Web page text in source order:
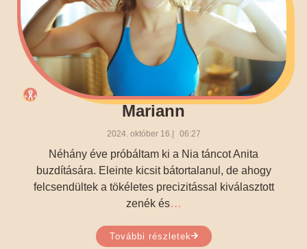
Mariann
2024. október 16. 06:27
Néhány éve próbáltam ki a Nia táncot Anita
buzdítására. Eleinte kicsit bátortalanul, de ahogy
felcsendültek a tökéletes precizitással kiválasztott
zenék és…
További részletek